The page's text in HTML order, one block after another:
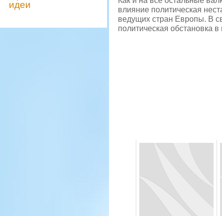
идеи
влияние политическая
ведущих стран Европы. В
политическая обстановка